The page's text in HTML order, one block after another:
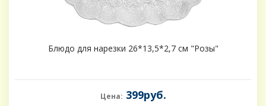
Блюдо для нарезки 26*13,5*2,7 см "Розы"
Цена: 399руб.